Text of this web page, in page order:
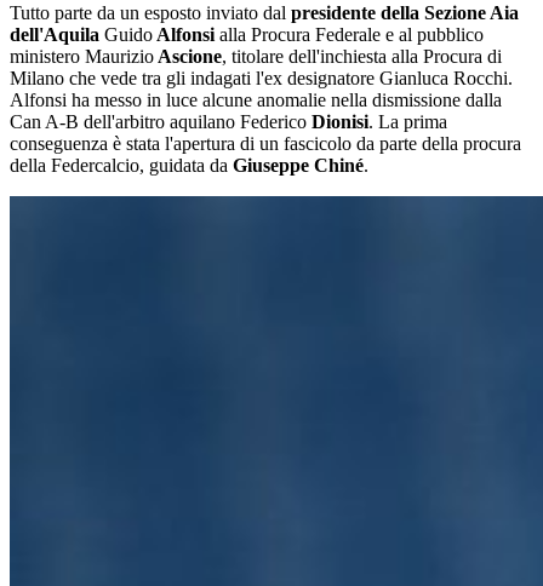
Tutto parte da un esposto inviato dal presidente della Sezione Aia
dell'Aquila Guido Alfonsi alla Procura Federale e al pubblico
ministero Maurizio Ascione, titolare dell'inchiesta alla Procura di
Milano che vede tra gli indagati l'ex designatore Gianluca Rocchi.
Alfonsi ha messo in luce alcune anomalie nella dismissione dalla
Can A-B dell'arbitro aquilano Federico Dionisi. La prima
conseguenza è stata l'apertura di un fascicolo da parte della procura
della Federcalcio, guidata da Giuseppe Chiné.